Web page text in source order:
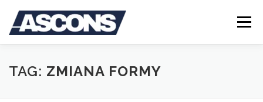
treści
Menu
STRONA GŁÓWNA O FIRMIE
TAG: ZMIANA FORMY